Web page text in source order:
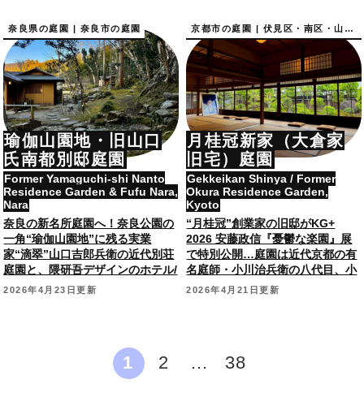
奈良県の庭園 | 奈良市の庭園
瑜伽山園地・旧山口
氏南都別邸庭園
Former Yamaguchi-shi Nanto
Residence Garden & Fufu Nara,
Nara
奈良の新名所庭園へ！奈良公園の
一角“瑜伽山園地”に残る実業
家“滴翠”山口吉郎兵衛の近代別荘
庭園と、隈研吾デザインのホテル/
レストラン『ふふ奈良』。
2026年4月23日更新
京都市の庭園 | 伏見区・南区・山科区の庭園
月桂冠新家（大倉家
旧宅）庭園
Gekkeikan Shinya / Former
Okura Residence Garden,
Kyoto
“月桂冠”創業家の旧邸がKG+
2026 安藤政信『憂鬱な楽園』展
で特別公開…庭園は近代京都の有
名庭師・小川治兵衛の八代目、小
川白楊作庭。【通常非公開】
2026年4月21日更新
1 2 … 38